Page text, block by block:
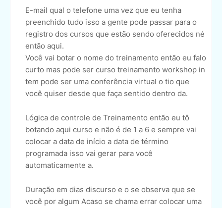
E-mail qual o telefone uma vez que eu tenha
preenchido tudo isso a gente pode passar para o
registro dos cursos que estão sendo oferecidos né
então aqui.
Você vai botar o nome do treinamento então eu falo
curto mas pode ser curso treinamento workshop in
tem pode ser uma conferência virtual o tio que
você quiser desde que faça sentido dentro da.
Lógica de controle de Treinamento então eu tô
botando aqui curso e não é de 1 a 6 e sempre vai
colocar a data de início a data de término
programada isso vai gerar para você
automaticamente a.
Duração em dias discurso e o se observa que se
você por algum Acaso se chama errar colocar uma